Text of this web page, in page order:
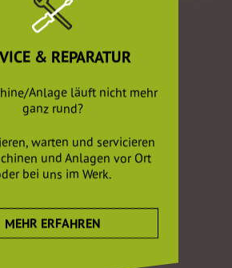
& REPARATUR
Anlage läuft nicht mehr
ganz rund?
warten und servicieren
und Anlagen vor Ort
bei uns im Werk.
MEHR ERFAHREN